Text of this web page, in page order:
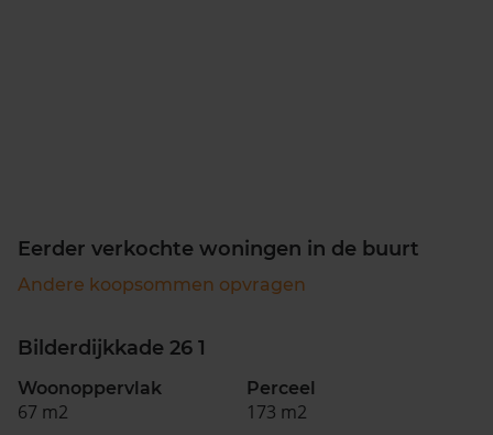
Eerder verkochte woningen in de buurt
Andere koopsommen opvragen
Bilderdijkkade 26 1
Woonoppervlak
67 m2
Perceel
173 m2